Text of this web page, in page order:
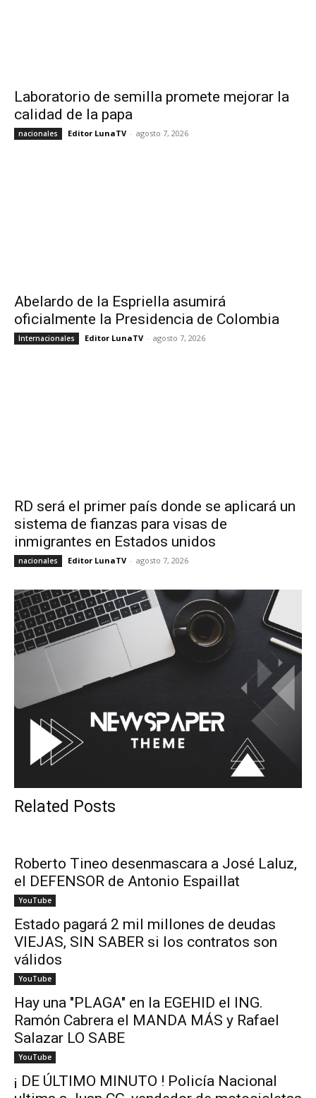
Laboratorio de semilla promete mejorar la
calidad de la papa
nacionales Editor LunaTV - agosto 7, 2026
Abelardo de la Espriella asumirá
oficialmente la Presidencia de Colombia
Internacionales Editor LunaTV - agosto 7, 2026
RD será el primer país donde se aplicará un
sistema de fianzas para visas de
inmigrantes en Estados unidos
nacionales Editor LunaTV - agosto 7, 2026
Related Posts
Roberto Tineo desenmascara a José Laluz,
el DEFENSOR de Antonio Espaillat
YouTube
Estado pagará 2 mil millones de deudas
VIEJAS, SIN SABER si los contratos son
válidos
YouTube
Hay una "PLAGA" en la EGEHID el ING.
Ramón Cabrera el MANDA MÁS y Rafael
Salazar LO SABE
YouTube
¡ DE ÚLTIMO MINUTO ! Policía Nacional